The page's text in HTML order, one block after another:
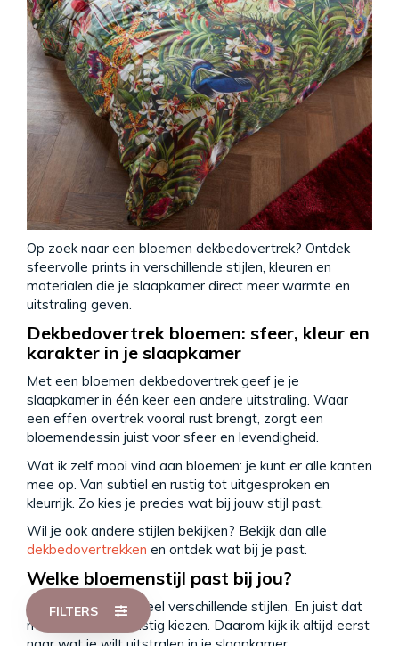
Op zoek naar een bloemen dekbedovertrek? Ontdek
sfeervolle prints in verschillende stijlen, kleuren en
materialen die je slaapkamer direct meer warmte en
uitstraling geven.
Dekbedovertrek bloemen: sfeer, kleur en
karakter in je slaapkamer
Met een bloemen dekbedovertrek geef je je
slaapkamer in één keer een andere uitstraling. Waar
een effen overtrek vooral rust brengt, zorgt een
bloemendessin juist voor sfeer en levendigheid.
Wat ik zelf mooi vind aan bloemen: je kunt er alle kanten
mee op. Van subtiel en rustig tot uitgesproken en
kleurrijk. Zo kies je precies wat bij jouw stijl past.
Wil je ook andere stijlen bekijken? Bekijk dan alle
dekbedovertrekken en ontdek wat bij je past.
Welke bloemenstijl past bij jou?
Bloemen zijn er in veel verschillende stijlen. En juist dat
maakt het soms lastig kiezen. Daarom kijk ik altijd eerst
Twijfel je welk dekbedovertrek bij je
past?
Ik help je graag op weg.
Vraag advies
FILTERS